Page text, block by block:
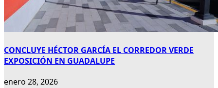
CONCLUYE HÉCTOR GARCÍA EL CORREDOR VERDE
EXPOSICIÓN EN GUADALUPE
enero 28, 2026